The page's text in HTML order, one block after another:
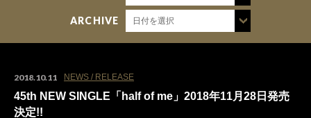
BIOGRAPHY
GOODS
ARCHIVE 日付を選択
2018.10.11 NEWS / RELEASE
45th NEW SINGLE「half of me」2018年11月28日発売
決定!!